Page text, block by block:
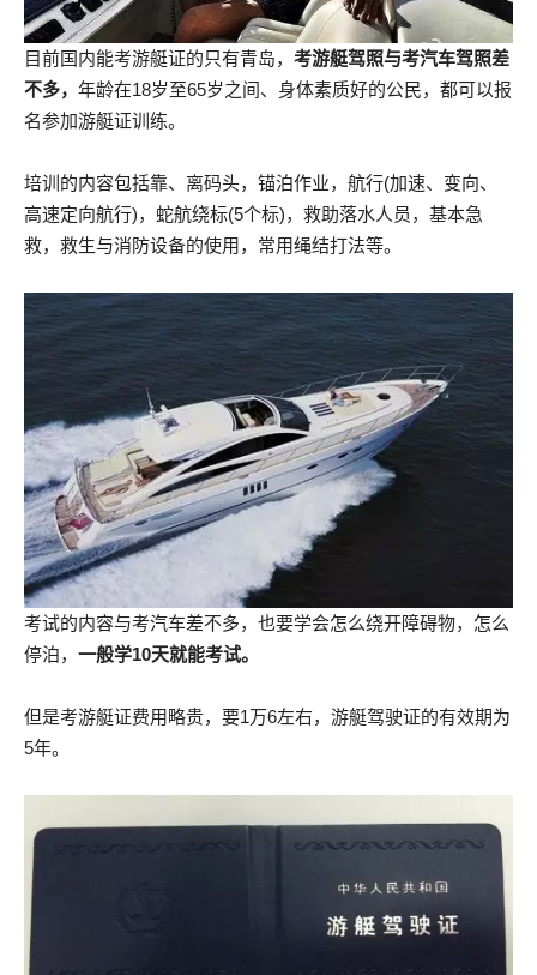
目前国内能考游艇证的只有青岛， 考游艇驾照与考汽车驾照差
不多， 年龄在18岁至65岁之间、身体素质好的公民，都可以报
名参加游艇证训练。
培训的内容包括靠、离码头，锚泊作业，航行(加速、变向、
高速定向航行)，蛇航绕标(5个标)，救助落水人员，基本急
救，救生与消防设备的使用，常用绳结打法等。
考试的内容与考汽车差不多，也要学会怎么绕开障碍物，怎么
停泊， 一般学10天就能考试。
但是考游艇证费用略贵，要1万6左右，游艇驾驶证的有效期为
5年。